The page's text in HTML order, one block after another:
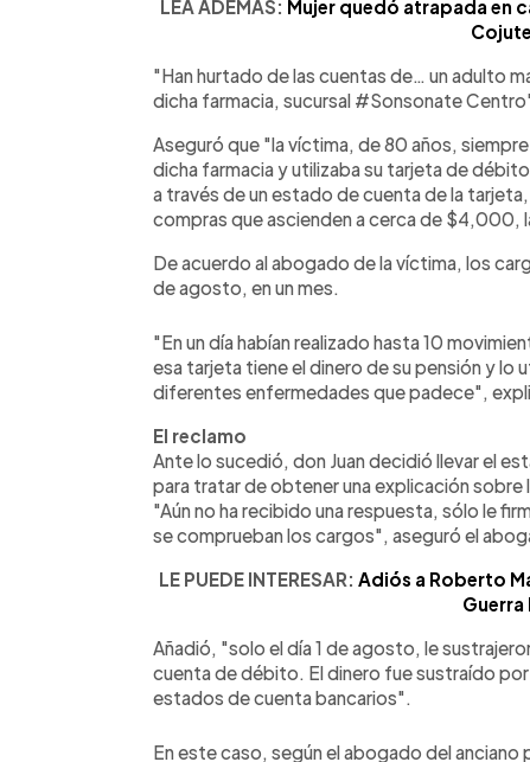
LEA ADEMÁS: Mujer quedó atrapada en
"Han hurtado de las cuentas de… un adulto
dicha farmacia, sucursal #Sonsonate
Aseguró que "la víctima, de 80 años,
dicha farmacia y utilizaba su tarjeta de
a través de un estado de cuenta de la
compras que ascienden a cerca de $4,000,
De acuerdo al abogado de la víctima, los
de agosto, en un mes.
"En un día habían realizado hasta 10
esa tarjeta tiene el dinero de su pensión y lo
diferentes enfermedades que padece",
El reclamo
Ante lo sucedió, don Juan decidió llevar el
para tratar de obtener una explicación
"Aún no ha recibido una respuesta, sólo le
se comprueban los cargos", aseguró el
LE PUEDE INTERESAR: Adiós a Roberto
Guerra
Añadió, "solo el día 1 de agosto, le
cuenta de débito. El dinero fue sustraído
estados de cuenta bancarios".
En este caso, según el abogado del